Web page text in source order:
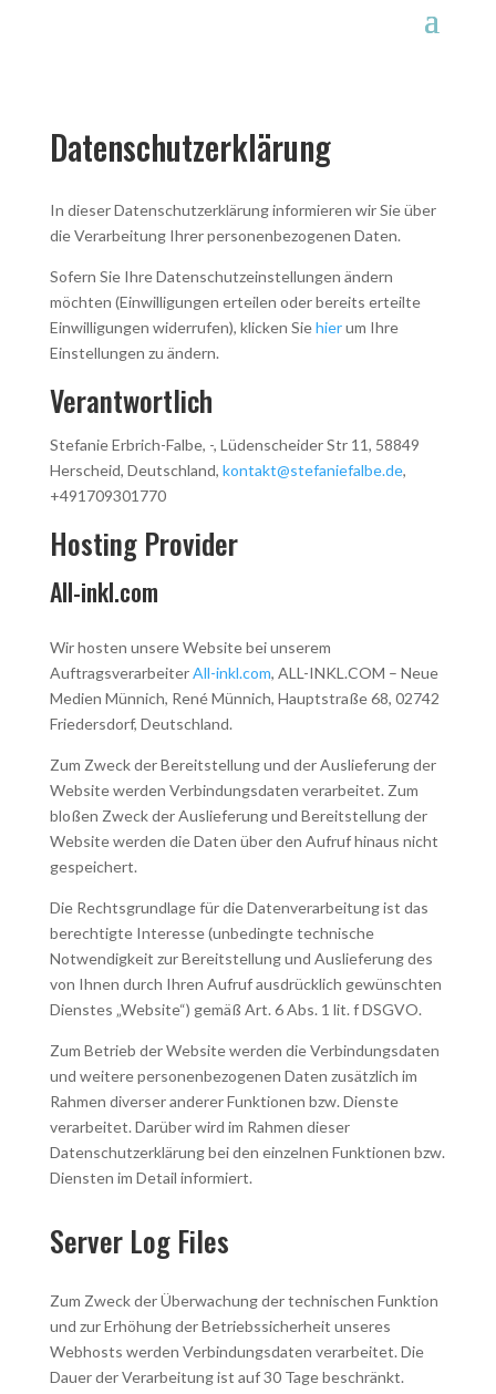
Datenschutzerklärung
In dieser Datenschutzerklärung informieren wir Sie über
die Verarbeitung Ihrer personenbezogenen Daten.
Sofern Sie Ihre Datenschutzeinstellungen ändern
möchten (Einwilligungen erteilen oder bereits erteilte
Einwilligungen widerrufen), klicken Siehierum Ihre
Einstellungen zu ändern.
Verantwortlich
Stefanie Erbrich-Falbe, -, Lüdenscheider Str 11, 58849
Herscheid, Deutschland, kontakt@stefaniefalbe.de,
+491709301770
Hosting Provider
All-inkl.com
Wir hosten unsere Website bei unserem
AuftragsverarbeiterAll-inkl.com, ALL-INKL.COM – Neue
Medien Münnich, René Münnich, Hauptstraße 68, 02742
Friedersdorf, Deutschland.
Zum Zweck der Bereitstellung und der Auslieferung der
Website werden Verbindungsdaten verarbeitet. Zum
bloßen Zweck der Auslieferung und Bereitstellung der
Website werden die Daten über den Aufruf hinaus nicht
gespeichert.
Die Rechtsgrundlage für die Datenverarbeitung ist das
berechtigte Interesse (unbedingte technische
Notwendigkeit zur Bereitstellung und Auslieferung des
von Ihnen durch Ihren Aufruf ausdrücklich gewünschten
Dienstes „Website“) gemäß Art. 6 Abs. 1 lit. f DSGVO.
Zum Betrieb der Website werden die Verbindungsdaten
und weitere personenbezogenen Daten zusätzlich im
Rahmen diverser anderer Funktionen bzw. Dienste
verarbeitet. Darüber wird im Rahmen dieser
Datenschutzerklärung bei den einzelnen Funktionen bzw.
Diensten im Detail informiert.
Server Log Files
Zum Zweck der Überwachung der technischen Funktion
und zur Erhöhung der Betriebssicherheit unseres
Webhosts werden Verbindungsdaten verarbeitet. Die
Dauer der Verarbeitung ist auf 30 Tage beschränkt.